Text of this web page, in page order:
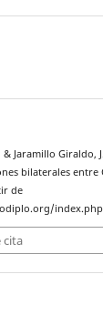
& Jaramillo Giraldo,
bilaterales entre
de
cita